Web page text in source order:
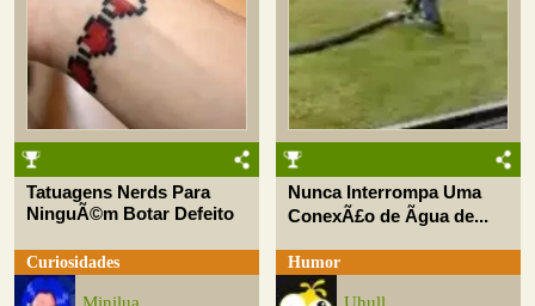
Tatuagens Nerds Para
NinguÃ©m Botar Defeito
Curiosidades
Minilua
Nunca Interrompa Uma
ConexÃ£o de Ãgua de...
Humor
Uhull